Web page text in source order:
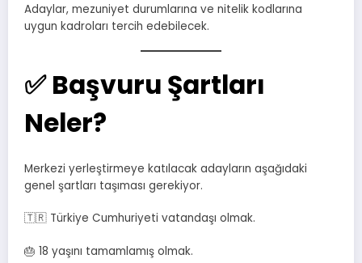
Adaylar, mezuniyet durumlarına ve nitelik kodlarına
uygun kadroları tercih edebilecek.
✅ Başvuru Şartları
Neler?
Merkezi yerleştirmeye katılacak adayların aşağıdaki
genel şartları taşıması gerekiyor.
🇹🇷 Türkiye Cumhuriyeti vatandaşı olmak.
🎂 18 yaşını tamamlamış olmak.